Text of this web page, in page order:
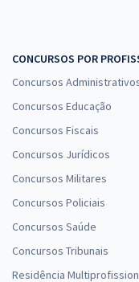
CLDF - Câmara
Consultor
CLDF - Câmara
CONCURSOS POR
Concursos
Concursos Educação
Concursos Fiscais
Concursos Jurídicos
Concursos Militares
Concursos Policiais
Concursos Saúde
Concursos Tribunais
Residência